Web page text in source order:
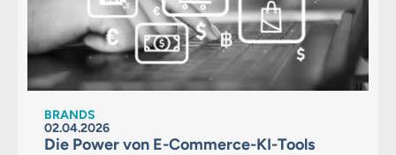
BRANDS
02.04.2026
Die Power von E-Commerce-KI-Tools